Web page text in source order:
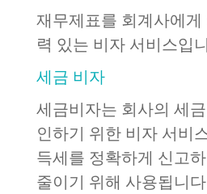
재무제표를 회계사에게
력 있는 비자 서비스입
세금 비자
세금비자는 회사의 세
인하기 위한 비자 서비
득세를 정확하게 신고
줄이기 위해 사용됩니